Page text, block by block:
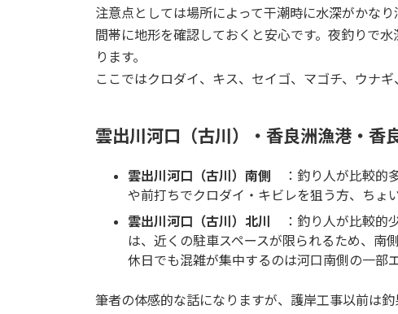
注意点としては場所によって干潮時に水深がかな
間帯に地形を確認しておくと安心です。夜釣りで
ります。
ここではクロダイ、キス、セイゴ、マゴチ、ウナ
雲出川河口（古川）・香良洲漁港・香
雲出川河口（古川）南側
：釣り人が比較的
や前打ちでクロダイ・キビレを狙う方、ちょ
雲出川河口（古川）北川
：釣り人が比較的
は、近くの駐車スペースが限られるため、南
休日でも混雑が集中するのは河口南側の一部
筆者の体感的な話になりますが、護岸工事以前は